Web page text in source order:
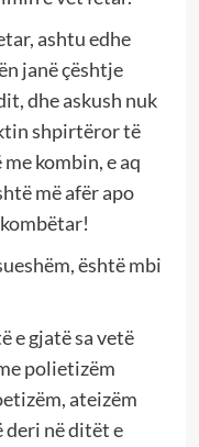
ashtu edhe
janë çështje
dhe askush nuk
shpirtëror të
kombin, e aq
më afër apo
është mbi
e gjatë sa vetë
polietizëm
ateizëm
deri në ditët e